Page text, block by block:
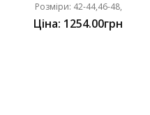
Розміри: 42-44,46-48,
Ціна: 1254.00грн